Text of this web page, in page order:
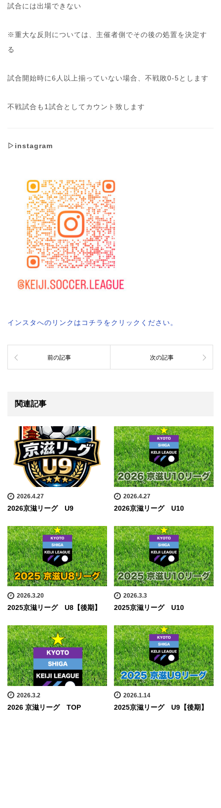
試合には出場できない
※重大な反則については、主催者側でその後の処置を決定す
る
試合開始時に6人以上揃っていない場合、不戦敗0-5とします
不戦試合も1試合 としてカウント致します
▷instagram
インスタへのリンクはコチラをクリックください。
前の記事 次の記事
関連記事
2026.4.27
2026京滋リーグ U9
2026.4.27
2026京滋リーグ U10
2026.3.20
2025京滋リーグ U8【後期】
2026.3.3
2025京滋リーグ U10
2026.3.2
2026 京滋リーグ TOP
2026.1.14
2025京滋リーグ U9【後期】